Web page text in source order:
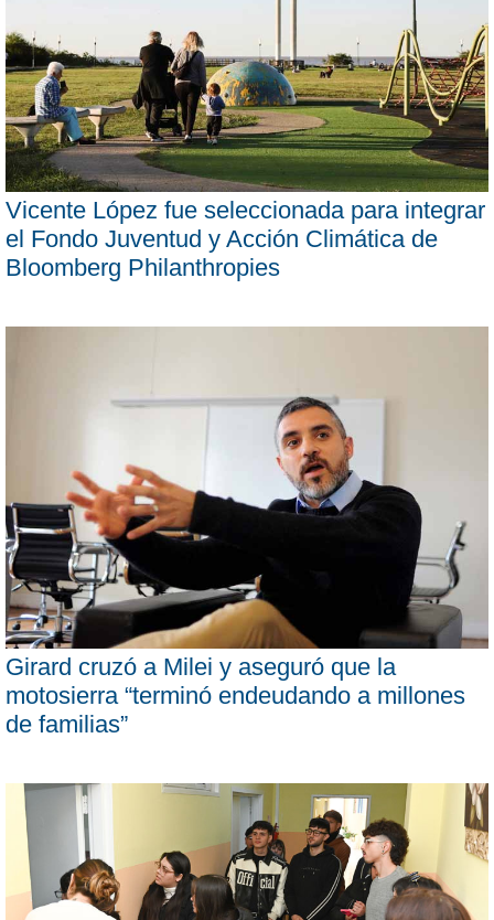
Vicente López fue seleccionada para integrar
el Fondo Juventud y Acción Climática de
Bloomberg Philanthropies
Girard cruzó a Milei y aseguró que la
motosierra “terminó endeudando a millones
de familias”